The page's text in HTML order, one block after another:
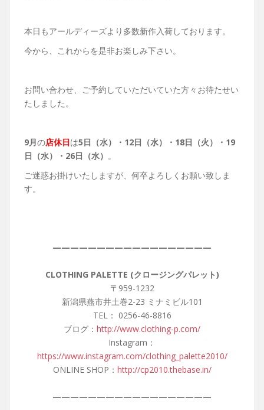
本日もアールディーズより多数新作入荷しております。
今から、これからを是非お楽しみ下さい。
お問い合わせ、ご予約していただいていた方々お待たせい
たしました。
9月の店休日は5日（水）・12日（水）・18日（火）・19
日（水）・26日（水） 。
ご迷惑お掛けいたしますが、何卒よろしくお願い致しま
す。
——————————————————
CLOTHING PALETTE (クロージングパレット)
〒959-1232
新潟県燕市井土巻2-23 ミナミビル101
TEL： 0256-46-8816
ブログ： http://www.clothing-p.com/
Instagram：
https://www.instagram.com/clothing_palette2010/
ONLINE SHOP： http://cp2010.thebase.in/
——————————————————